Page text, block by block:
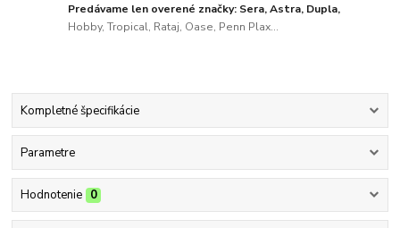
Predávame len overené značky: Sera, Astra, Dupla,
Hobby, Tropical, Rataj, Oase, Penn Plax...
Kompletné špecifikácie
Parametre
Hodnotenie 0